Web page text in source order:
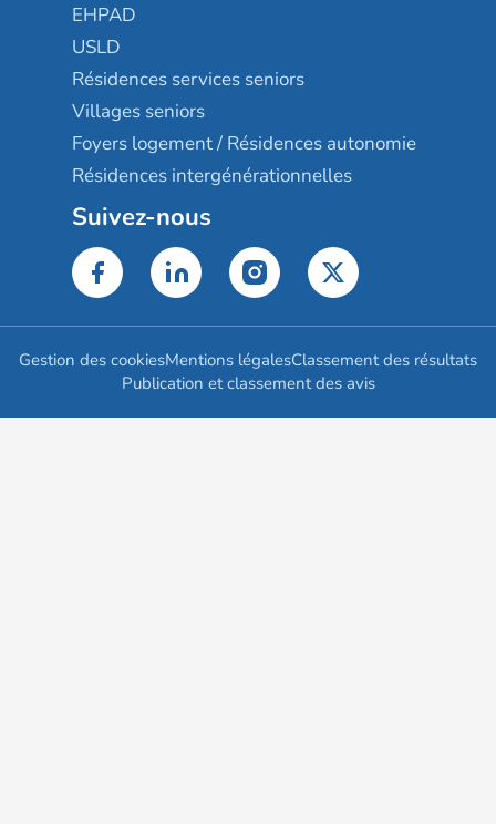
EHPAD
USLD
Résidences services seniors
Villages seniors
Foyers logement / Résidences autonomie
Résidences intergénérationnelles
Suivez-nous
Gestion des cookiesMentions légalesClassement des résultats
Publication et classement des avis